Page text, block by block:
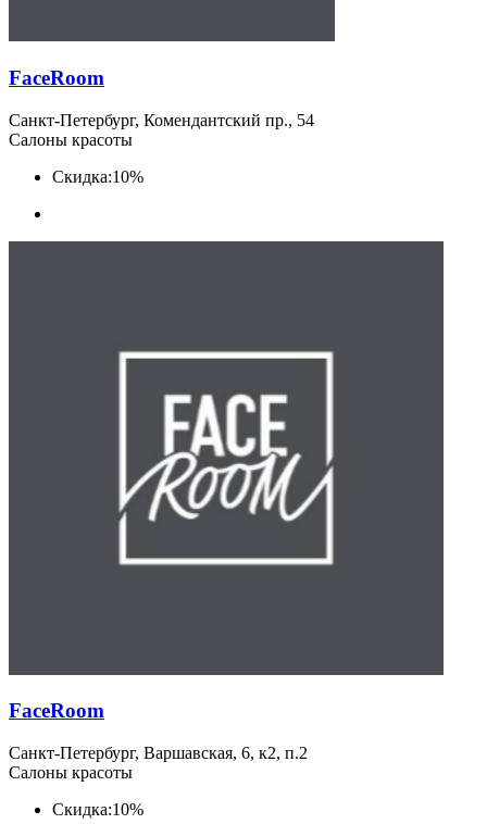
FaceRoom
Санкт-Петербург, Комендантский пр., 54
Салоны красоты
Скидка:10%
FaceRoom
Санкт-Петербург, Варшавская, 6, к2, п.2
Салоны красоты
Скидка:10%